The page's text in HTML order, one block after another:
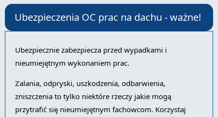
Ubezpieczenia OC prac na dachu - ważne!
Ubezpiecznie zabezpiecza przed wypadkami i
nieumiejętnym wykonaniem prac.
Zalania, odpryski, uszkodzenia, odbarwienia,
zniszczenia to tylko niektóre rzeczy jakie mogą
przytrafić się nieumiejętnym fachowcom. Korzystaj